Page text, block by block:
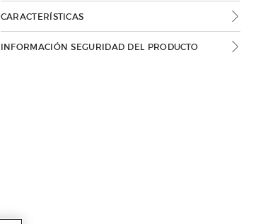
CARACTERÍSTICAS
INFORMACIÓN SEGURIDAD DEL PRODUCTO